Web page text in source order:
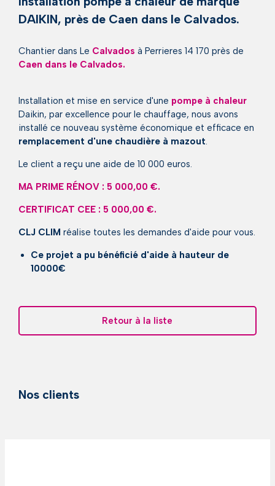
DAIKIN, près de Caen dans le Calvados.
Chantier dans Le Calvados à Perrieres 14 170 près de
Caen dans le Calvados.
Installation et mise en service d'une pompe à chaleur
Daikin, par excellence pour le chauffage, nous avons
installé ce nouveau système économique et efficace en
remplacement d'une chaudière à mazout.
Le client a reçu une aide de 10 000 euros.
MA PRIME RÉNOV : 5 000,00 €.
CERTIFICAT CEE : 5 000,00 €.
CLJ CLIM réalise toutes les demandes d'aide pour vous.
Ce projet a pu bénéficié d'aide à hauteur de
10000€
Retour à la liste
Nos clients